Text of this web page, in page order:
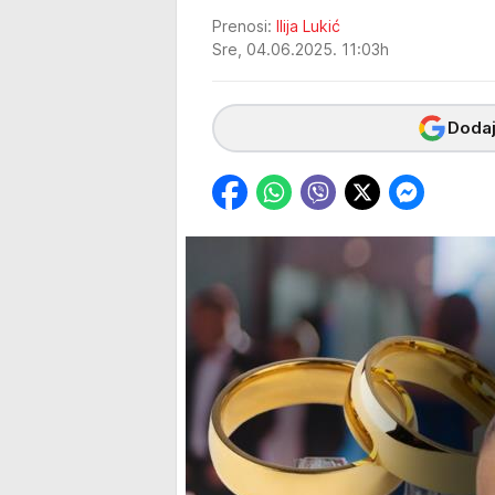
Prenosi: Ilija Lukić
Sre, 04.06.2025. 11:03h